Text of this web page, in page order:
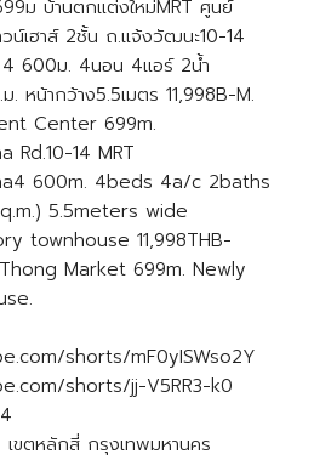
ม บ้านตกแต่งใหม่MRT ศูนย์
น์เฮาส์ 2ชั้น ถ.แจ้งวัฒนะ10-14
600ม. 4นอน 4แอร์ 2น้ำ
. หน้ากว้าง5.5เมตร 11,998B-M.
Center 699m.
Rd.10-14 MRT
600m. 4beds 4a/c 2baths
5.5meters wide
townhouse 11,998THB-
Market 699m. Newly
shorts/mF0yISWso2Y
shorts/jj-V5RR3-k0
ขตหลักสี่ กรุงเทพมหานคร